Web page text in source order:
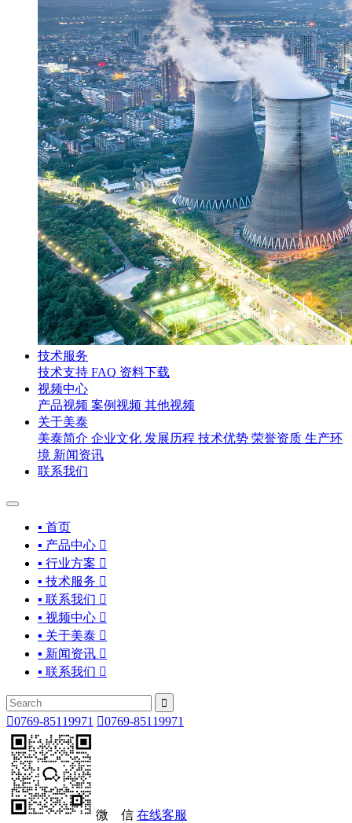
技术服务
技术支持 FAQ 资料下载
视频中心
产品视频 案例视频 其他视频
关于美泰
美泰简介 企业文化 发展历程 技术优势 荣誉资质 生产环
境 新闻资讯
联系我们
▪ 首页
▪ 产品中心 
▪ 行业方案 
▪ 技术服务 
▪ 联系我们 
▪ 视频中心 
▪ 关于美泰 
▪ 新闻资讯 
▪ 联系我们 

0769-85119971 0769-85119971
微 信 在线客服